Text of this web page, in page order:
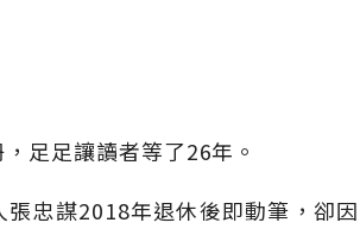
足足讓讀者等了26年。
忠謀2018年退休後即動筆，卻因